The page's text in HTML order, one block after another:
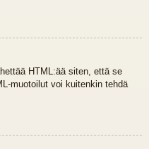
HTML:ää siten, että se
muotoilut voi kuitenkin tehdä